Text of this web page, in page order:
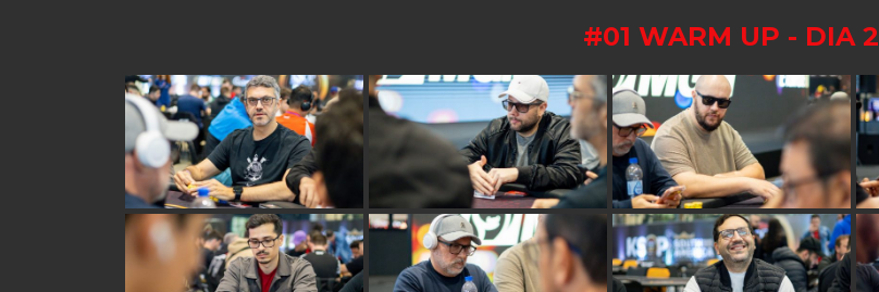
#01 WARM UP - DIA 2